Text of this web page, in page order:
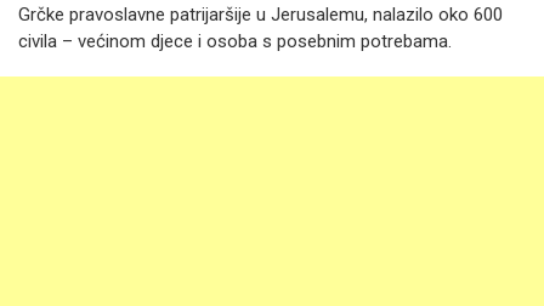
Grčke pravoslavne patrijaršije u Jerusalemu, nalazilo oko 600
civila – većinom djece i osoba s posebnim potrebama.